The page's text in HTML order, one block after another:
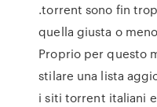
.torrent sono fin
quella giusta o
Proprio per questo
stilare una lista
i siti torrent italiani